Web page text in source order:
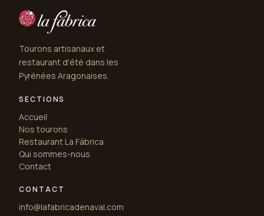
Tourons artisanaux et
restaurant d'été dans les
Pyrénées Aragonaises.
SECTIONS
Accueil
Nos tourons
Restaurant La Fábrica
Qui sommes-nous
Contact
CONTACT
info@lafabricadenaval.com